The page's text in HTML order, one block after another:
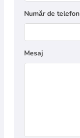
Număr de telefon
Mesaj